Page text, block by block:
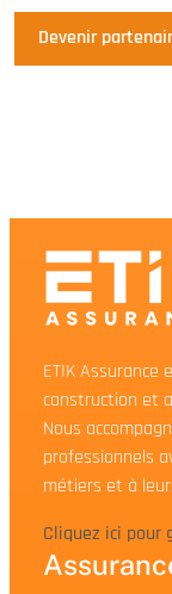
Devenir
ETIK Assurance
construction et
Nous
professionnels
métiers et à
Cliquez ici pour